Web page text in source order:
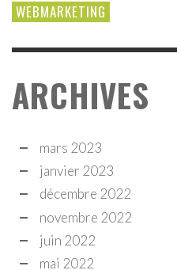
WEBMARKETING
ARCHIVES
mars 2023
janvier 2023
décembre 2022
novembre 2022
juin 2022
mai 2022